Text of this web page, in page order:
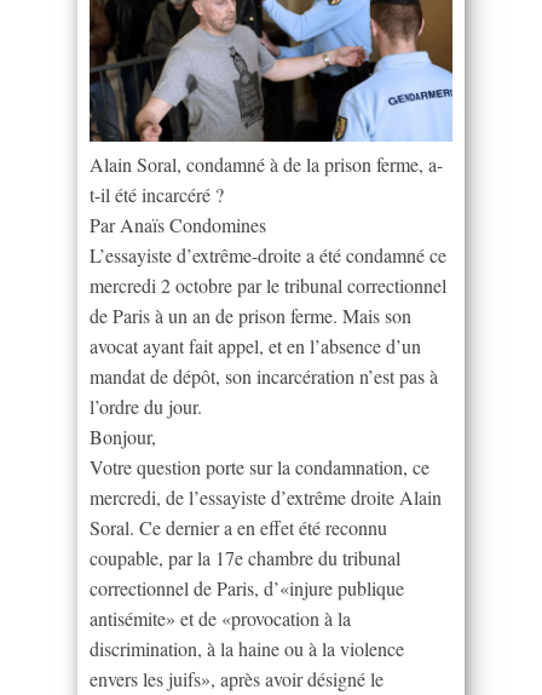
Alain Soral, condamné à de la prison ferme, a-
t-il été incarcéré ?
Par Anaïs Condomines
L’essayiste d’extrême-droite a été condamné ce
mercredi 2 octobre par le tribunal correctionnel
de Paris à un an de prison ferme. Mais son
avocat ayant fait appel, et en l’absence d’un
mandat de dépôt, son incarcération n’est pas à
l’ordre du jour.
Bonjour,
Votre question porte sur la condamnation, ce
mercredi, de l’essayiste d’extrême droite Alain
Soral. Ce dernier a en effet été reconnu
coupable, par la 17e chambre du tribunal
correctionnel de Paris, d’«injure publique
antisémite» et de «provocation à la
discrimination, à la haine ou à la violence
envers les juifs», après avoir désigné le